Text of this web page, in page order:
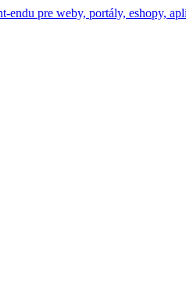
pre weby, portály, eshopy,